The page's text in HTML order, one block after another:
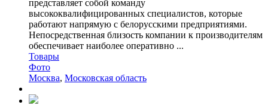
представляет собой команду
высококвалифицированных специалистов, которые
работают напрямую с белорусскими предприятиями.
Непосредственная близость компании к производителям
обеспечивает наиболее оперативно ...
Товары
Фото
Москва, Московская область